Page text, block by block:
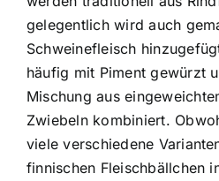
gelegentlich wird auch
Schweinefleisch
häufig mit Piment gewürzt
Mischung aus
Zwiebeln kombiniert.
viele verschiedene
finnischen Fleischbällchen